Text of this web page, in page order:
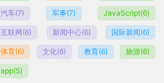
汽车(7) 军事(7) JavaScript(6)
互联网(6) 新闻中心(6) 国际新闻(6)
体育(6) 文化(6) 教育(6) 旅游(6)
app(5)